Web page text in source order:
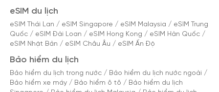
eSIM du lịch
eSIM Thái Lan / eSIM Singapore / eSIM Malaysia / eSIM Trung
Quốc / eSIM Đài Loan / eSIM Hong Kong / eSIM Hàn Quốc /
eSIM Nhật Bản / eSIM Châu Âu / eSIM Ấn Độ
Bảo hiểm du lịch
Bảo hiểm du lịch trong nước / Bảo hiểm du lịch nước ngoài /
Bảo hiểm xe máy / Bảo hiểm ô tô / Bảo hiểm du lịch